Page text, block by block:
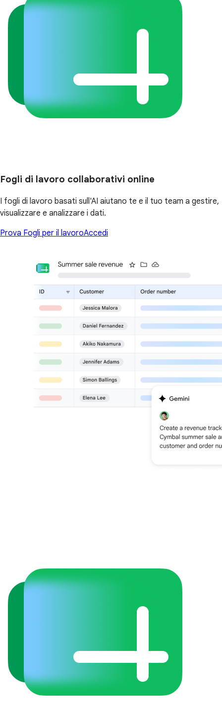
Fogli di lavoro collaborativi online
I fogli di lavoro basati sull'AI aiutano te e il tuo team a gestire,
visualizzare e analizzare i dati.
Prova Fogli per il lavoroAccedi